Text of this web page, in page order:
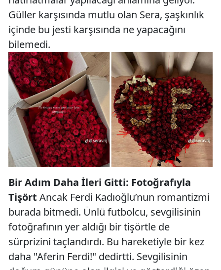
Güller karşısında mutlu olan Sera, şaşkınlık
içinde bu jesti karşısında ne yapacağını
bilemedi.
Bir Adım Daha İleri Gitti: Fotoğrafıyla
Tişört Ancak Ferdi Kadıoğlu’nun romantizmi
burada bitmedi. Ünlü futbolcu, sevgilisinin
fotoğrafının yer aldığı bir tişörtle de
sürprizini taçlandırdı. Bu hareketiyle bir kez
daha "Aferin Ferdi!" dedirtti. Sevgilisinin